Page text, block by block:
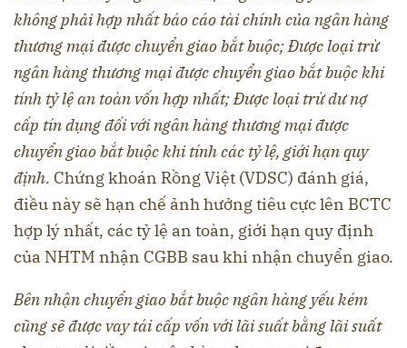
không phải hợp nhất báo cáo tài chính của ngân hàng
thương mại được chuyển giao bắt buộc; Được loại trừ
ngân hàng thương mại được chuyển giao bắt buộc khi
tính tỷ lệ an toàn vốn hợp nhất; Được loại trừ dư nợ
cấp tín dụng đối với ngân hàng thương mại được
chuyển giao bắt buộc khi tính các tỷ lệ, giới hạn quy
định. Chứng khoán Rồng Việt (VDSC) đánh giá,
điều này sẽ hạn chế ảnh hưởng tiêu cực lên BCTC
hợp lý nhất, các tỷ lệ an toàn, giới hạn quy định
của NHTM nhận CGBB sau khi nhận chuyển giao.
Bên nhận chuyển giao bắt buộc ngân hàng yếu kém
cũng sẽ được vay tái cấp vốn với lãi suất bằng lãi suất